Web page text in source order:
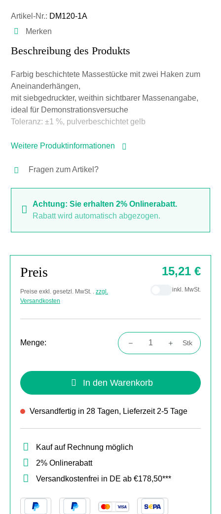
Artikel-Nr.: DM120-1A
Merken
Beschreibung des Produkts
Farbig beschichtete Massestücke mit zwei Haken zum
Aneinanderhängen,
mit siebgedruckter, weithin sichtbarer Massenangabe,
ideal für Demonstrationsversuche
Toleranz: ±1 %, pulverbeschichtet gelb
Weitere Produktinformationen
Fragen zum Artikel?
Achtung: Sie erhalten 2% Onlinerabatt.
Rabatt wird automatisch abgezogen.
Preis
Preise exkl. gesetzl. MwSt. . zzgl.
Versandkosten
15,21 €
inkl. MwSt.
Menge:
Produkt Anzahl: Gib den gewünschten
Stk
In den Warenkorb
Versandfertig in 28 Tagen, Lieferzeit 2-5 Tage
Kauf auf Rechnung möglich
2% Onlinerabatt
Versandkostenfrei in DE ab €178,50***